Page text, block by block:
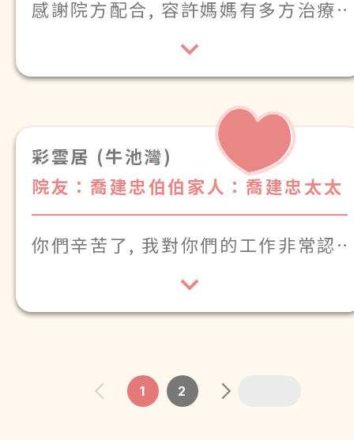
感謝院方配合, 容許媽媽有多方治療
彩雲居 (牛池灣)
院友：喬建忠伯伯家人：喬建忠太太
你們辛苦了, 我對你們的工作非常認
可, 你們待長者就像待自家人一樣。
1 2